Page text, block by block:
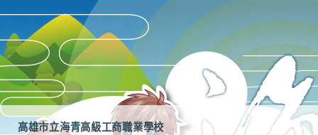
高雄市立海青高級工商職業學校